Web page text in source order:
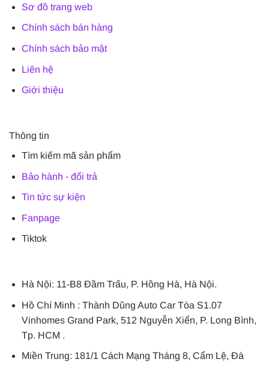
Sơ đồ trang web
Chính sách bán hàng
Chính sách bảo mật
Liên hệ
Giới thiệu
Thông tin
Tìm kiếm mã sản phẩm
Bảo hành - đổi trả
Tin tức sự kiện
Fanpage
Tiktok
Hà Nội: 11-B8 Đầm Trấu, P. Hồng Hà, Hà Nội.
Hồ Chí Minh : Thành Dũng Auto Car Tòa S1.07
Vinhomes Grand Park, 512 Nguyễn Xiển, P. Long Bình,
Tp. HCM .
Miền Trung: 181/1 Cách Mạng Tháng 8, Cẩm Lệ, Đà